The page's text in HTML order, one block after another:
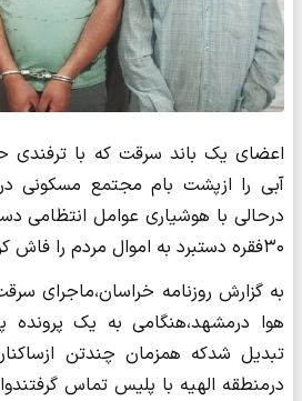
اعضای یک باند سرقت که با ترفندی
آبی را ازپشت بام مجتمع مسکونی
درحالی با هوشیاری عوامل انتظامی
۳۰فقره دستبرد به اموال مردم را فاش کرده اند.
به گزارش روزنامه خراسان،ماجرای
هوا درمشهد،هنگامی به یک پرونده
تبدیل شدکه همزمان چندتن
درمنطقه الهیه با پلیس تماس